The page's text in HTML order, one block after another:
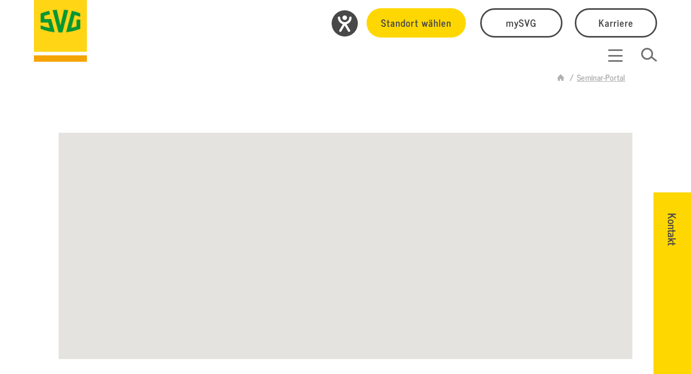
Standort wählen mySVG Karriere
Seminar-Portal
Kontakt